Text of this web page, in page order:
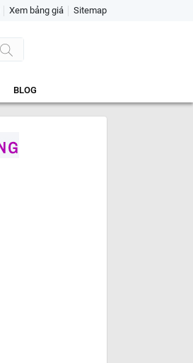
Xem bảng giá Sitemap
BLOG